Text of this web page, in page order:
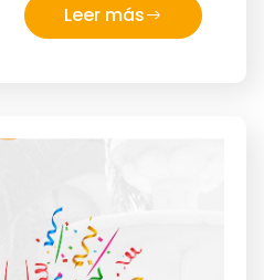
Leer más